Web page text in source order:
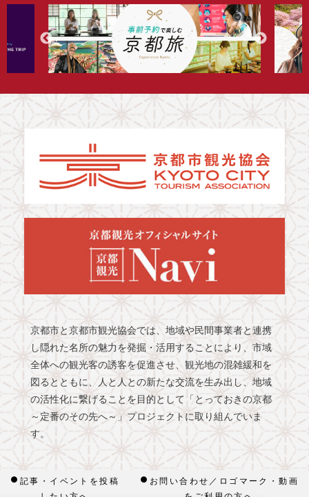
京都市と京都市観光協会では、地域や民間事業者と連携
し隠れた名所の魅力を発掘・活用することにより、市域
全体への観光客の誘客を促進させ、観光地の混雑緩和を
図るとともに、人と人との新たな交流を生み出し、地域
の活性化に繋げることを目的として「とっておきの京都
～定番のその先へ～」プロジェクトに取り組んでいま
す。
記事・イベントを投稿
お問い合わせ／ロゴマーク・動画